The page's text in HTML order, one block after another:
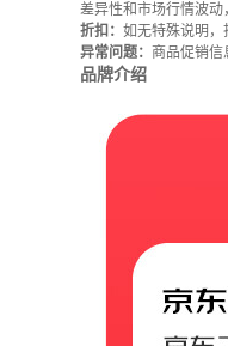
差异性和市场行情波动
折扣： 如无特殊说明，
异常问题： 商品促销信
品牌介绍